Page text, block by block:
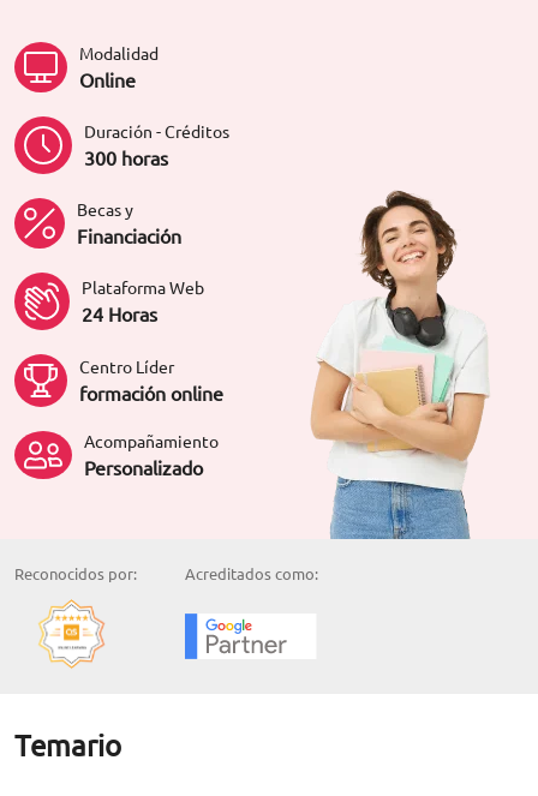
Modalidad
Online
Duración - Créditos
300 horas
Becas y
Financiación
Plataforma Web
24 Horas
Centro Líder
formación online
Acompañamiento
Personalizado
Reconocidos por: Acreditados como:
Temario